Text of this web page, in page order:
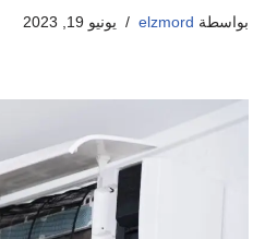
بواسطة elzmord يونيو 19, 2023